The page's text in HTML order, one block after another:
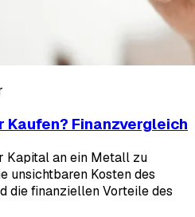
Finanzvergleich
Kapital an ein Metall zu
unsichtbaren Kosten des
die finanziellen Vorteile des